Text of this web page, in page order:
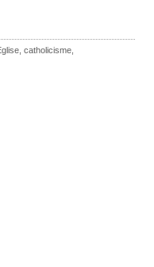
catholicisme